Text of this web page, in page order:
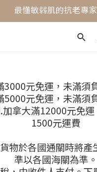
最懂敏弱肌的抗老專家
穩膚抗老保養首選
最懂敏弱肌的抗老專家
3000元免運，未滿須
5000元免運，未滿須
加拿大滿12000元免
1500元運費
物於各國通關時將產
準以各國海關為準。